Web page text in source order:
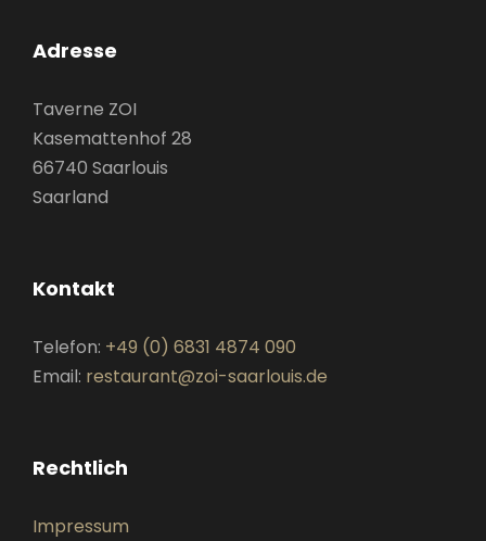
Adresse
Taverne ZOI
Kasemattenhof 28
66740 Saarlouis
Saarland
Kontakt
Telefon: +49 (0) 6831 4874 090
Email: restaurant@zoi-saarlouis.de
Rechtlich
Impressum